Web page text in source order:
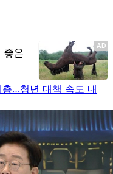
…청년 대책 속도 내